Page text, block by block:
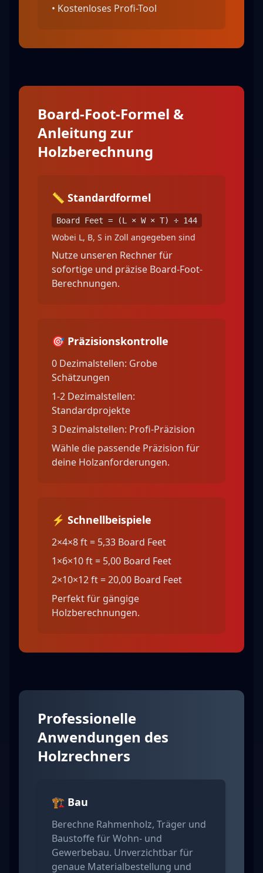
• Kostenloses Profi-Tool
Board-Foot-Formel &
Anleitung zur
Holzberechnung
📏 Standardformel
Board Feet = (L × W × T) ÷ 144
Wobei L, B, S in Zoll angegeben sind
Nutze unseren Rechner für
sofortige und präzise Board-Foot-
Berechnungen.
🎯 Präzisionskontrolle
0 Dezimalstellen: Grobe
Schätzungen
1-2 Dezimalstellen:
Standardprojekte
3 Dezimalstellen: Profi-Präzision
Wähle die passende Präzision für
deine Holzanforderungen.
⚡ Schnellbeispiele
2×4×8 ft = 5,33 Board Feet
1×6×10 ft = 5,00 Board Feet
2×10×12 ft = 20,00 Board Feet
Perfekt für gängige
Holzberechnungen.
Professionelle
Anwendungen des
Holzrechners
🏗️ Bau
Berechne Rahmenholz, Träger und
Baustoffe für Wohn- und
Gewerbebau. Unverzichtbar für
genaue Materialbestellung und